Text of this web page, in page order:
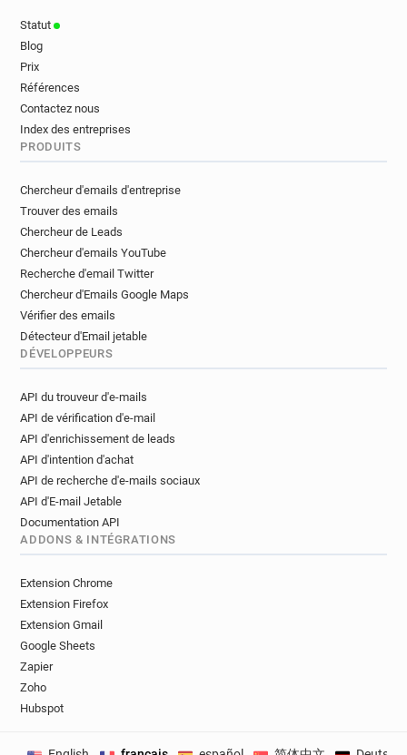
Statut
Blog
Prix
Références
Contactez nous
Index des entreprises
PRODUITS
Chercheur d'emails d'entreprise
Trouver des emails
Chercheur de Leads
Chercheur d'emails YouTube
Recherche d'email Twitter
Chercheur d'Emails Google Maps
Vérifier des emails
Détecteur d'Email jetable
DÉVELOPPEURS
API du trouveur d'e-mails
API de vérification d'e-mail
API d'enrichissement de leads
API d'intention d'achat
API de recherche d'e-mails sociaux
API d'E-mail Jetable
Documentation API
ADDONS & INTÉGRATIONS
Extension Chrome
Extension Firefox
Extension Gmail
Google Sheets
Zapier
Zoho
Hubspot